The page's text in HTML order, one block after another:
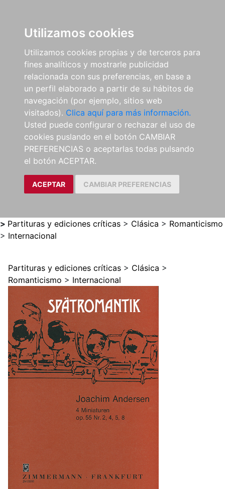
Utilizamos cookies
Utilizamos cookies propias y de terceros para
fines analíticos y mostrarle publicidad
relacionada con sus preferencias, en base a
un perfil elaborado a partir de su hábitos de
navegación (por ejemplo, sitios web
visitados). Clica aquí para más información.
Usted puede configurar o rechazar el uso de
cookies puslando en el botón CAMBIAR
PREFERENCIAS o aceptarlas todas pulsando
el botón ACEPTAR.
ACEPTAR CAMBIAR PREFERENCIAS
> Partituras y ediciones críticas > Clásica > Romanticismo
> Internacional
Partituras y ediciones críticas > Clásica >
Romanticismo > Internacional